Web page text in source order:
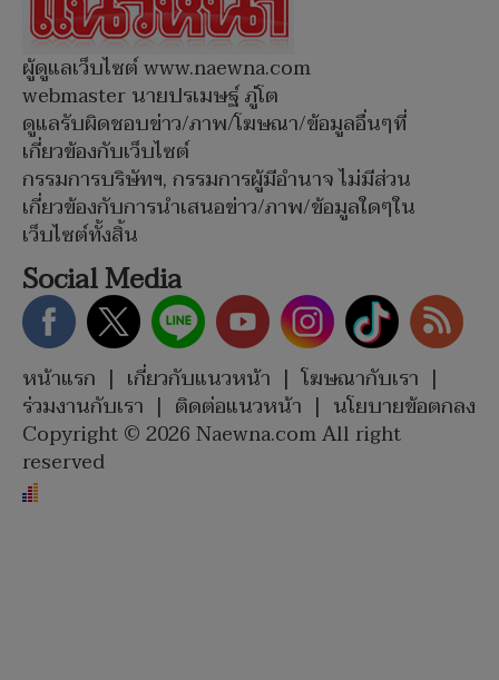
ผู้ดูแลเว็บไซต์ www.naewna.com
webmaster นายปรเมษฐ์ ภู่โต
ดูแลรับผิดชอบข่าว/ภาพ/โฆษณา/ข้อมูลอื่นๆที่
เกี่ยวข้องกับเว็บไซต์
กรรมการบริษัทฯ, กรรมการผู้มีอำนาจ ไม่มีส่วน
เกี่ยวข้องกับการนำเสนอข่าว/ภาพ/ข้อมูลใดๆใน
เว็บไซต์ทั้งสิ้น
Social Media
หน้าแรก | เกี่ยวกับแนวหน้า | โฆษณากับเรา |
ร่วมงานกับเรา | ติดต่อแนวหน้า | นโยบายข้อตกลง
Copyright © 2026 Naewna.com All right
reserved